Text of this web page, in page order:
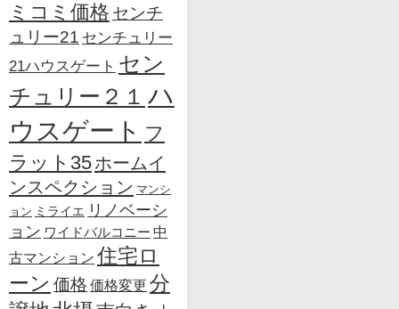
ミコミ価格 センチ
ュリー21 センチュリー
21ハウスゲート セン
チュリー２１ ハ
ウスゲート フ
ラット35ホームイ
ンスペクション マンシ
ョン ミライエ リノベーシ
ョン ワイドバルコニー 中
古マンション 住宅ロ
ーン 価格 価格変更 分